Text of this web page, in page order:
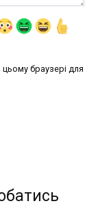
браузері для